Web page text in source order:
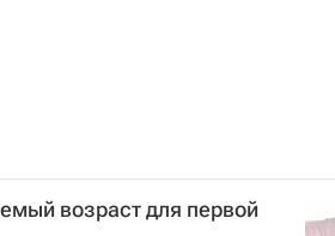
возраст для первой